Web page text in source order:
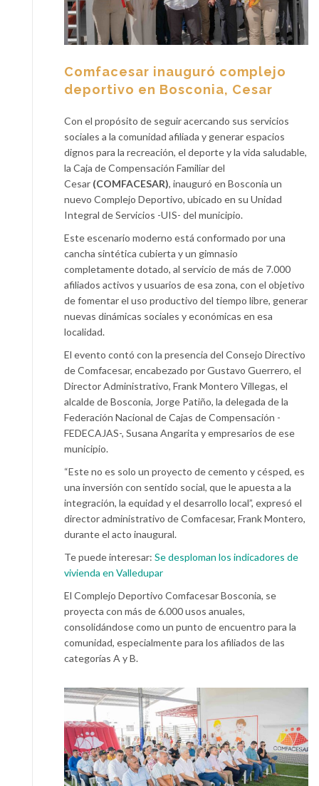
Comfacesar inauguró complejo
deportivo en Bosconia, Cesar
Con el propósito de seguir acercando sus servicios
sociales a la comunidad afiliada y generar espacios
dignos para la recreación, el deporte y la vida saludable,
la Caja de Compensación Familiar del
Cesar (COMFACESAR), inauguró en Bosconia un
nuevo Complejo Deportivo, ubicado en su Unidad
Integral de Servicios -UIS- del municipio.
Este escenario moderno está conformado por una
cancha sintética cubierta y un gimnasio
completamente dotado, al servicio de más de 7.000
afiliados activos y usuarios de esa zona, con el objetivo
de fomentar el uso productivo del tiempo libre, generar
nuevas dinámicas sociales y económicas en esa
localidad.
El evento contó con la presencia del Consejo Directivo
de Comfacesar, encabezado por Gustavo Guerrero, el
Director Administrativo, Frank Montero Villegas, el
alcalde de Bosconia, Jorge Patiño, la delegada de la
Federación Nacional de Cajas de Compensación -
FEDECAJAS-, Susana Angarita y empresarios de ese
municipio.
“Este no es solo un proyecto de cemento y césped, es
una inversión con sentido social, que le apuesta a la
integración, la equidad y el desarrollo local”, expresó el
director administrativo de Comfacesar, Frank Montero,
durante el acto inaugural.
Te puede interesar: Se desploman los indicadores de
vivienda en Valledupar
El Complejo Deportivo Comfacesar Bosconia, se
proyecta con más de 6.000 usos anuales,
consolidándose como un punto de encuentro para la
comunidad, especialmente para los afiliados de las
categorías A y B.